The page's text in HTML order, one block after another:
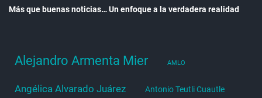
Más que buenas noticias… Un enfoque a la verdadera realidad
Alejandro Armenta Mier AMLO
Angélica Alvarado Juárez Antonio Teutli Cuautle